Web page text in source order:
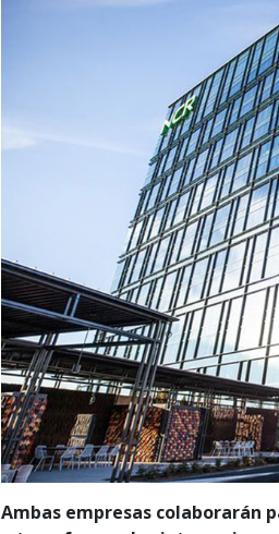
Ambas empresas colaborarán